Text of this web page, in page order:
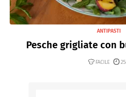
ANTIPASTI
Pesche grigliate con
FACILE